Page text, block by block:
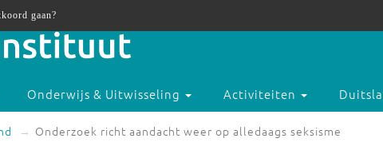
Onderwijs & Uitwisseling Activiteiten
Onderzoek richt aandacht weer op alledaags seksisme
gaan?